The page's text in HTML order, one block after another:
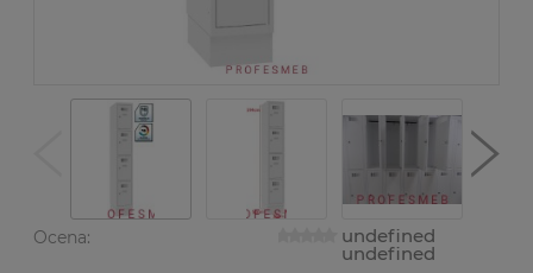
Ocena: undefined
undefined